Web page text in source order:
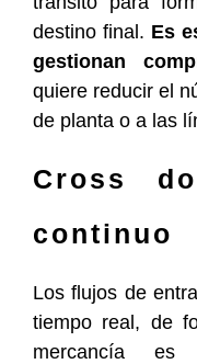
destino final. Es
gestionan
quiere reducir el
de planta o a las
Cross
continuo
Los flujos de
tiempo real, de
mercancía es